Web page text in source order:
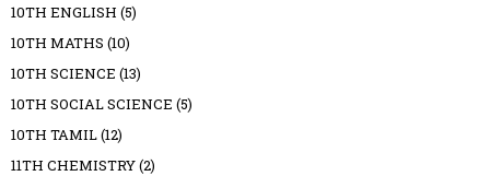
10TH ENGLISH (5)
10TH MATHS (10)
10TH SCIENCE (13)
10TH SOCIAL SCIENCE (5)
10TH TAMIL(12)
11TH CHEMISTRY(2)